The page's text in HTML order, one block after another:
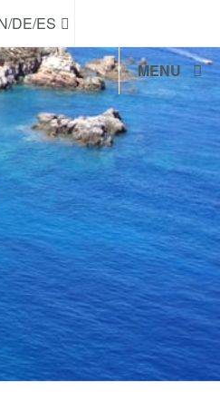
DE/ES
MENU